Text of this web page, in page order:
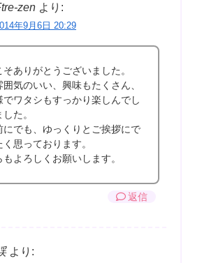
zen より:
年9月6日 20:29
そありがとうございました。
囲気のいい、興味もたくさん、
でワタシもすっかり楽しんでし
た。
にでも、ゆっくりとご挨拶にで
く思っております。
もよろしくお願いします。
返信
より: